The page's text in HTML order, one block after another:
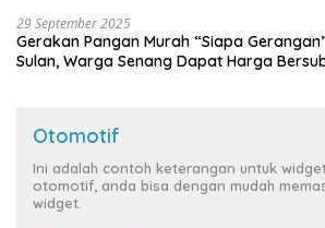
29 September 2025
Gerakan Pangan Murah “Siapa
Sulan, Warga Senang Dapat Harga
Otomotif
Ini adalah contoh keterangan untuk
otomotif, anda bisa dengan mudah
widget.